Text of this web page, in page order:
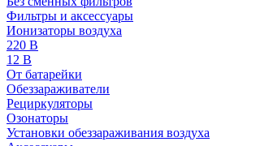
Фильтры и аксессуары
Ионизаторы воздуха
220 В
12 В
От батарейки
Обеззараживатели
Рециркуляторы
Озонаторы
Установки обеззараживания воздуха